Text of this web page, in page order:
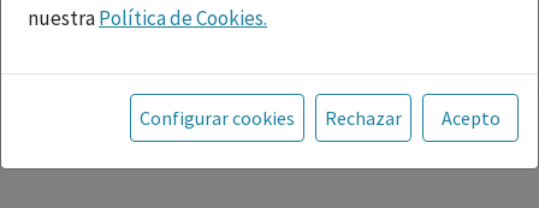
nuestraPolítica de Cookies.
Toda la información incluida en la Página Web está
referida a productos del mercado español y, por
tanto, dirigida a profesionales sanitarios legalmente
facultados para prescribir o dispensar medicamentos
Configurar cookies Rechazar Acepto